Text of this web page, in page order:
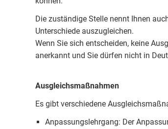
Die zuständige Stelle nennt Ihnen
Unterschiede auszugleichen.
Wenn Sie sich entscheiden, keine
anerkannt und Sie dürfen nicht in
Ausgleichsmaßnahmen
Es gibt verschiedene
Anpassungslehrgang: Der